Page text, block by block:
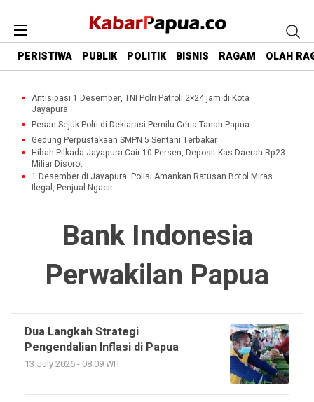
PERISTIWA PUBLIK POLITIK BISNIS RAGAM OLAH
Antisipasi 1 Desember, TNI Polri Patroli 2×24 jam di Kota
Jayapura
Pesan Sejuk Polri di Deklarasi Pemilu Ceria Tanah Papua
Gedung Perpustakaan SMPN 5 Sentani Terbakar
Hibah Pilkada Jayapura Cair 10 Persen, Deposit Kas Daerah Rp23
Miliar Disorot
1 Desember di Jayapura: Polisi Amankan Ratusan Botol Miras
Ilegal, Penjual Ngacir
Bank Indonesia
Perwakilan Papua
Dua Langkah Strategi
Pengendalian Inflasi di Papua
13 July 2026 - 08:09 WIT